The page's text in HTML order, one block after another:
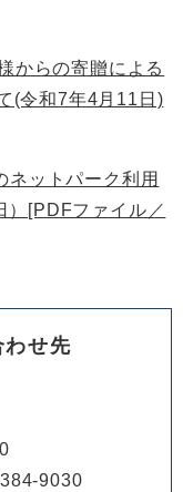
からの寄贈による
(令和7年4月11日)
ネットパーク利用
）[PDFファイル／
わせ先
9030